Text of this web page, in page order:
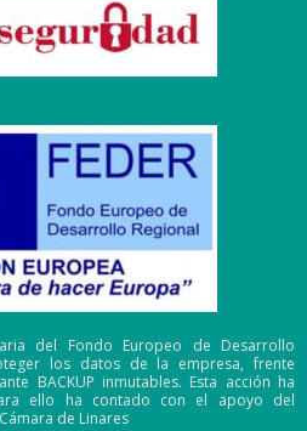
del Fondo Europeo de Desarrollo
los datos de la empresa, frente
BACKUP inmutables. Esta acción ha
ello ha contado con el apoyo del
de Linares